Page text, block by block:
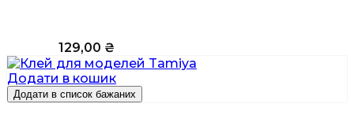
129,00 ₴
Додати в кошик
Додати в список бажаних